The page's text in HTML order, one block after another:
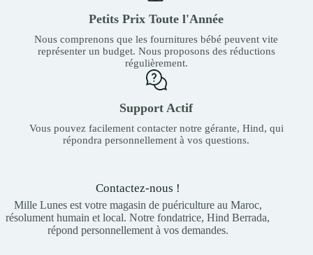
Petits Prix Toute l'Année
Nous comprenons que les fournitures bébé peuvent vite
représenter un budget. Nous proposons des réductions
régulièrement.
Support Actif
Vous pouvez facilement contacter notre gérante, Hind, qui
répondra personnellement à vos questions.
Contactez-nous !
Mille Lunes est votre magasin de puériculture au Maroc,
résolument humain et local. Notre fondatrice, Hind Berrada,
répond personnellement à vos demandes.